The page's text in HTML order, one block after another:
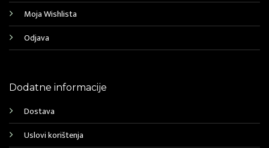
Moja Wishlista
Odjava
Dodatne informacije
Dostava
Uslovi korištenja